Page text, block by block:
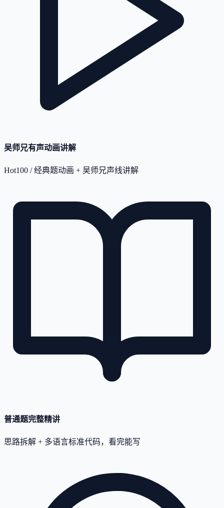
吴师兄有声动画讲解
Hot100 / 经典题动画 + 吴师兄声线讲解
普通题完整精讲
思路拆解 + 多语言标准代码，看完能写